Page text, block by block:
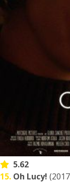
5.62
15. Oh Lucy!